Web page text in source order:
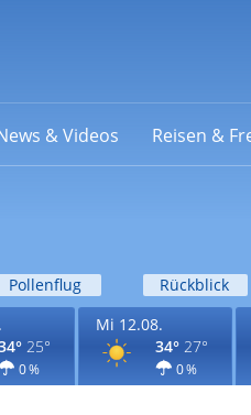
& Videos Reisen &
Pollenflug
Rückblick
25°
0 %
Mi 12.08.
34° 27°
0 %